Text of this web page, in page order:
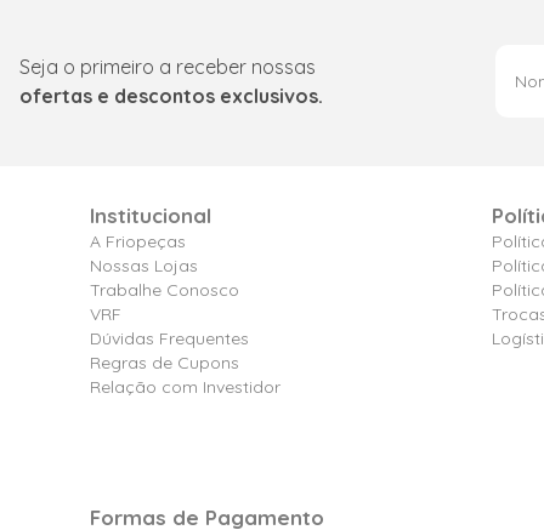
Seja o primeiro a receber nossas
ofertas e descontos exclusivos.
Institucional
A Friopeças
Nossas Lojas
Trabalhe Conosco
VRF
Dúvidas Frequentes
Regras de Cupons
Relação com Investidor
Formas de Pagamento